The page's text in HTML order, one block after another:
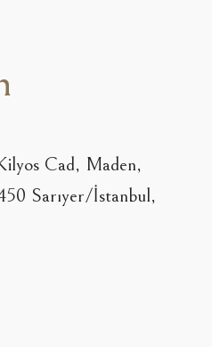
Cad, Maden,
Sarıyer/İstanbul,